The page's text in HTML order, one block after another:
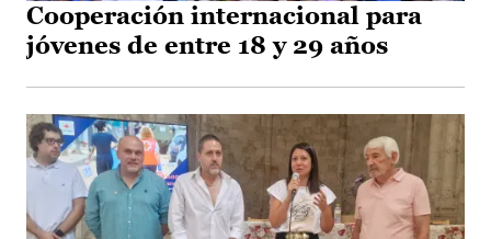
Cooperación internacional para
jóvenes de entre 18 y 29 años